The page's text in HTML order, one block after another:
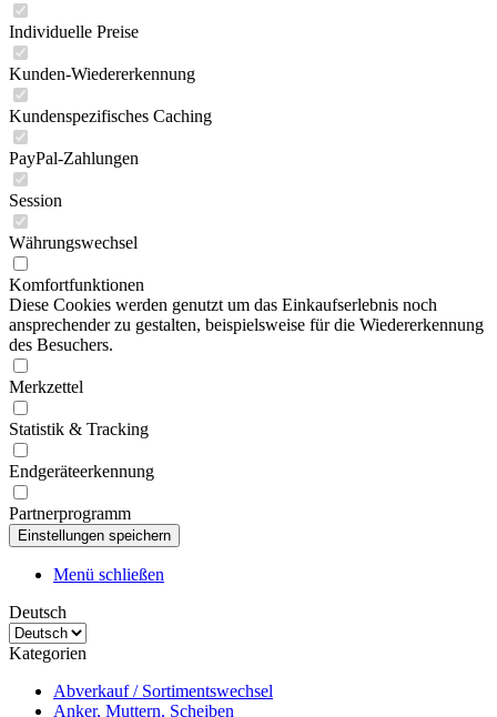
Individuelle Preise
Kunden-Wiedererkennung
Kundenspezifisches Caching
PayPal-Zahlungen
Session
Währungswechsel
Komfortfunktionen
Diese Cookies werden genutzt um das Einkaufserlebnis noch
ansprechender zu gestalten, beispielsweise für die Wiedererkennung
des Besuchers.
Merkzettel
Statistik & Tracking
Endgeräteerkennung
Partnerprogramm
Menü schließen
Deutsch
Kategorien
Abverkauf / Sortimentswechsel
Anker, Muttern, Scheiben